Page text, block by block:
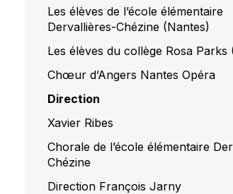
Les élèves de l’école élémentaire
Dervallières-Chézine (Nantes)
Les élèves du collège Rosa Parks
Chœur d’Angers Nantes Opéra
Direction
Xavier Ribes
Chorale de l’école élémentaire
Chézine
Direction François Jarny